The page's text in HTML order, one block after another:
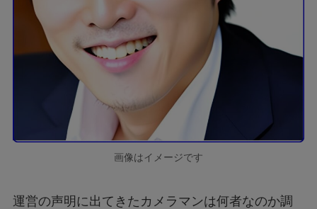
画像はイメージです
運営の声明に出てきたカメラマンは何者なのか調